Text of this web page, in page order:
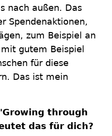
nach außen. Das
Spendenaktionen,
zum Beispiel an
gutem Beispiel
für diese
Das ist mein
through
das für dich?